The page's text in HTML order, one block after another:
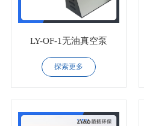
LY-OF-1无油真空泵
探索更多